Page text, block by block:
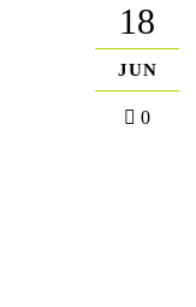
18
JUN
0